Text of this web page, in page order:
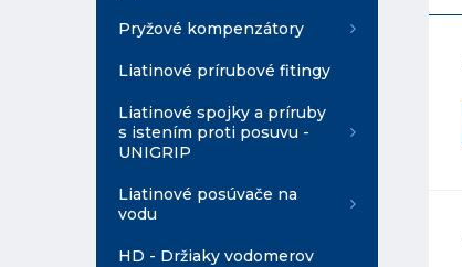
Pryžové kompenzátory
Liatinové prírubové fitingy
Liatinové spojky a príruby
s istením proti posuvu -
UNIGRIP
Liatinové posúvače na
vodu
HD - Držiaky vodomerov